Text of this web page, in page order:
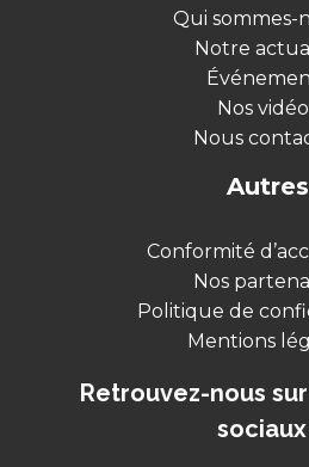
Qui sommes-
Notre
Nos
Nous
Autres
Conformité
Nos
Politique de
Mentions
Retrouvez-nous
sociaux